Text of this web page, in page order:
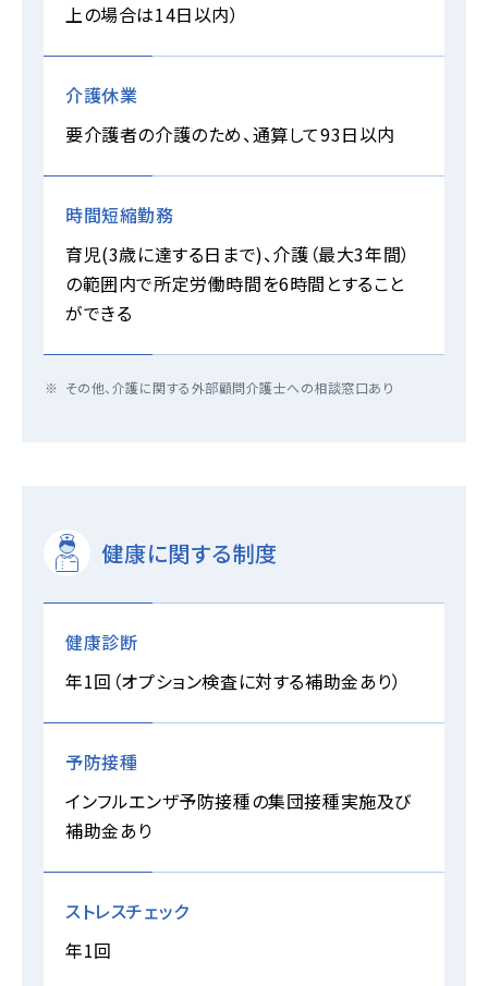
上の場合は14日以内）
介護休業
要介護者の介護のため、通算して93日以内
時間短縮勤務
育児(3歳に達する日まで)、介護（最大3年間）
の範囲内で所定労働時間を6時間とすること
ができる
その他、介護に関する外部顧問介護士への相談窓口あり
健康に関する制度
健康診断
年1回（オプション検査に対する補助金あり）
予防接種
インフルエンザ予防接種の集団接種実施及び
補助金あり
ストレスチェック
年1回